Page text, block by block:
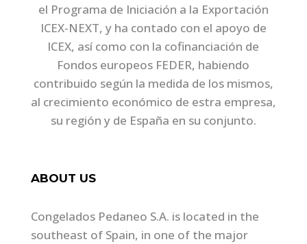
el Programa de Iniciación a la Exportación
ICEX-NEXT, y ha contado con el apoyo de
ICEX, así como con la cofinanciación de
Fondos europeos FEDER, habiendo
contribuido según la medida de los mismos,
al crecimiento económico de estra empresa,
su región y de España en su conjunto.
ABOUT US
Congelados Pedaneo S.A. is located in the
southeast of Spain, in one of the major